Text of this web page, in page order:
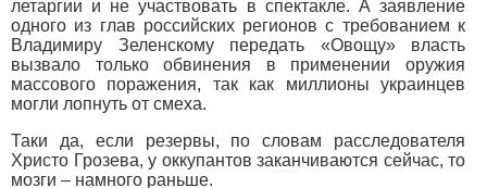
летаргии и не участвовать в спектакле. А заявление
одного из глав российских регионов с требованием к
Владимиру Зеленскому передать «Овощу» власть
вызвало только обвинения в применении оружия
массового поражения, так как миллионы украинцев
могли лопнуть от смеха.
Таки да, если резервы, по словам расследователя
Христо Грозева, у оккупантов заканчиваются сейчас, то
мозги – намного раньше.